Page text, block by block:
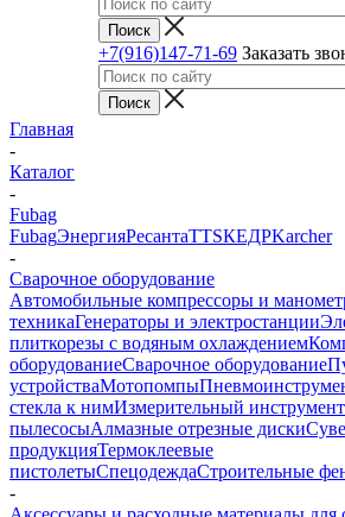
+7(916)147-71-69 Заказать
Главная
-
Каталог
-
Fubag
FubagЭнергияРесантаTTSКЕДРKarcher
-
Сварочное оборудование
Автомобильные компрессоры и
техникаГенераторы и электростанции
плиткорезы с водяным охлаждением
оборудованиеСварочное оборудование
устройстваМотопомпы
стекла к нимИзмерительный инструмент
пылесосыАлмазные отрезные диски
продукцияТермоклеевые
пистолетыСпецодеждаСтроительные
-